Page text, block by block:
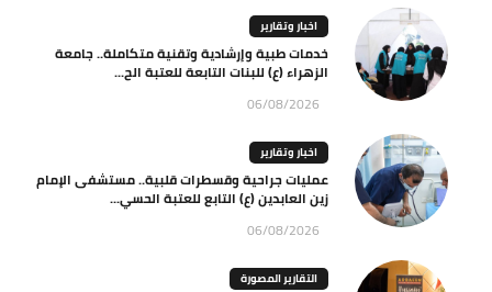
اخبار وتقارير
خدمات طبية وإرشادية وتقنية متكاملة.. جامعة
الزهراء (ع) للبنات التابعة للعتبة الح...
06/08/2026
اخبار وتقارير
عمليات جراحية وقسطرات قلبية.. مستشفى الإمام
زين العابدين (ع) التابع للعتبة الحسي...
06/08/2026
التقارير المصورة